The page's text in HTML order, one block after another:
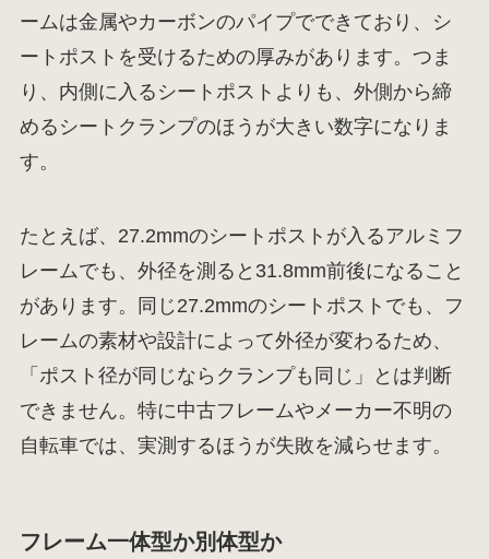
ームは金属やカーボンのパイプでできており、シ
ートポストを受けるための厚みがあります。つま
り、内側に入るシートポストよりも、外側から締
めるシートクランプのほうが大きい数字になりま
す。
たとえば、27.2mmのシートポストが入るアルミフ
レームでも、外径を測ると31.8mm前後になること
があります。同じ27.2mmのシートポストでも、フ
レームの素材や設計によって外径が変わるため、
「ポスト径が同じならクランプも同じ」とは判断
できません。特に中古フレームやメーカー不明の
自転車では、実測するほうが失敗を減らせます。
フレーム一体型か別体型か